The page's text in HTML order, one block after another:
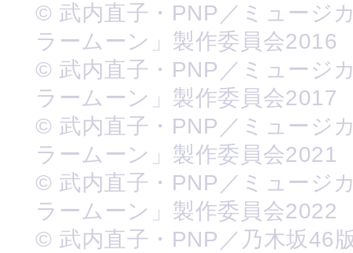
© 武内直子・PNP／ミュージ
ラームーン」製作委員会2016
© 武内直子・PNP／ミュージ
ラームーン」製作委員会2017
© 武内直子・PNP／ミュージ
ラームーン」製作委員会2021
© 武内直子・PNP／ミュージ
ラームーン」製作委員会2022
© 武内直子・PNP／乃木坂46